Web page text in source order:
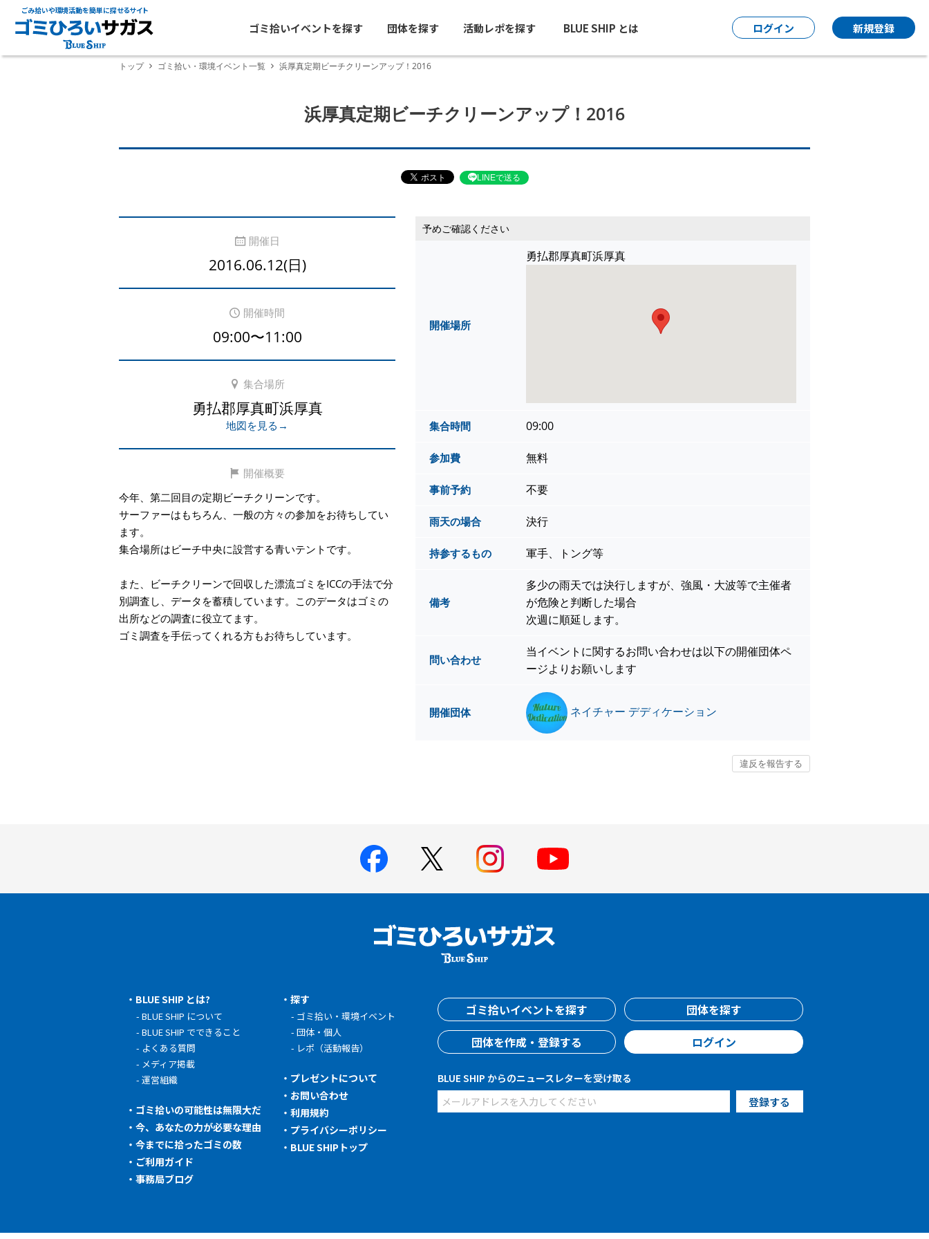
ごみ拾いや環境活動を簡単に探せるサイト
ゴミ拾いイベントを探す 団体を探す 活動レポを探す BLUE SHIP とは ログイン 新規登録
トップ ゴミ拾い・環境イベント一覧 浜厚真定期ビーチクリーンアップ！2016
浜厚真定期ビーチクリーンアップ！2016
LINEで送る
開催日
2016.06.12(日)
開催時間
09:00〜11:00
集合場所
勇払郡厚真町浜厚真
地図を見る→
開催概要
今年、第二回目の定期ビーチクリーンです。
サーファーはもちろん、一般の方々の参加をお待ちしてい
ます。
集合場所はビーチ中央に設営する青いテントです。
また、ビーチクリーンで回収した漂流ゴミをICCの手法で分
別調査し、データを蓄積しています。このデータはゴミの
出所などの調査に役立てます。
ゴミ調査を手伝ってくれる方もお待ちしています。
予めご確認ください
開催場所
勇払郡厚真町浜厚真
集合時間 09:00
参加費 無料
事前予約 不要
雨天の場合 決行
持参するもの 軍手、トング等
備考
多少の雨天では決行しますが、強風・大波等で主催者
が危険と判断した場合
次週に順延します。
問い合わせ
当イベントに関するお問い合わせは以下の開催団体ペ
ージよりお願いします
開催団体 ネイチャー デディケーション
BLUE SHIP とは?
BLUE SHIP について
BLUE SHIP でできること
よくある質問
メディア掲載
運営組織
ゴミ拾いの可能性は無限大だ
今、あなたの力が必要な理由
今までに拾ったゴミの数
ご利用ガイド
事務局ブログ
探す
ゴミ拾い・環境イベント
団体・個人
レポ（活動報告）
プレゼントについて
お問い合わせ
利用規約
プライバシーポリシー
BLUE SHIPトップ
ゴミ拾いイベントを探す
団体を探す
団体を作成・登録する
ログイン
BLUE SHIP からのニュースレターを受け取る